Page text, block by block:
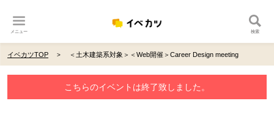
メニュー 検索
イベカツTOP ＜土木建築系対象＞＜Web開催＞Career Design meeting
こちらのイベントは終了致しました。